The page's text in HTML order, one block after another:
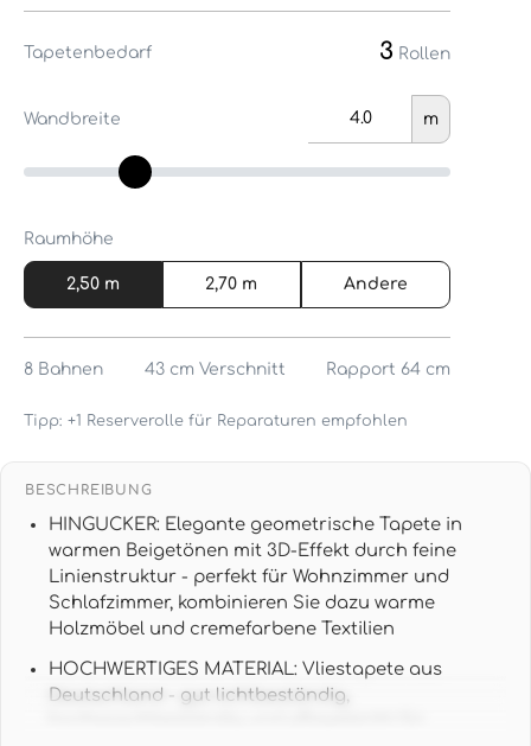
Tapetenbedarf 3 Rollen
Wandbreite m
Raumhöhe
2,50 m 2,70 m Andere
8 Bahnen 43 cm Verschnitt Rapport 64 cm
Tipp: +1 Reserverolle für Reparaturen empfohlen
BESCHREIBUNG
HINGUCKER: Elegante geometrische Tapete in
warmen Beigetönen mit 3D-Effekt durch feine
Linienstruktur - perfekt für Wohnzimmer und
Schlafzimmer, kombinieren Sie dazu warme
Holzmöbel und cremefarbene Textilien
HOCHWERTIGES MATERIAL: Vliestapete aus
Deutschland - gut lichtbeständig,